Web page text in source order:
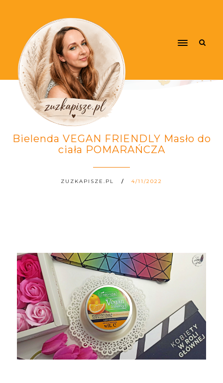
Bielenda VEGAN FRIENDLY Masło do
ciała POMARAŃCZA
ZUZKAPISZE.PL 4/11/2022